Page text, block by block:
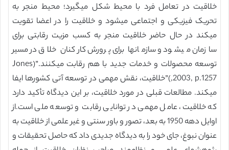
خلاقیت در تعامل فرد با محیط شکل میگیرد؛ محیط منجر به
تحریک فیزیکی و اجتماعی میشود و خلاقیت را در اعضا تقویت
میکند در حال حاضر خلاقیت منجر به کسب مزیت رقابتی برای
سازمان میشود و سازمانها برای پرورش کارکنان خلاق در مسیر
توسعه محصولات و خدمات جدید با هم رقابت میکنند.”(Jones
,2003, p.1257)”خلاقیت، نقش مهمی در توسعه آتی کشورها ایفا
میکند. مطالعات قبلی در مورد خلاقیت، بر این دیدگاه تأکید دارد
که خلاقیت، عامل مهمی در توانایی رقابت و توسعه ملی است.از
اوایل دهه 1950 به بعد، تصور و باور سنتی و غیر علمی از خلاقیت به
عنوان نبوغ، جای خود را به دیدگاه جدیدی داد که حاصل تحقیقات و